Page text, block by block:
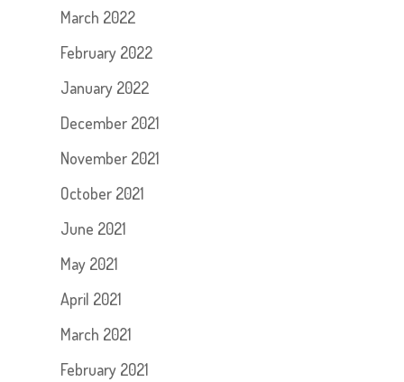
March 2022
February 2022
January 2022
December 2021
November 2021
October 2021
June 2021
May 2021
April 2021
March 2021
February 2021